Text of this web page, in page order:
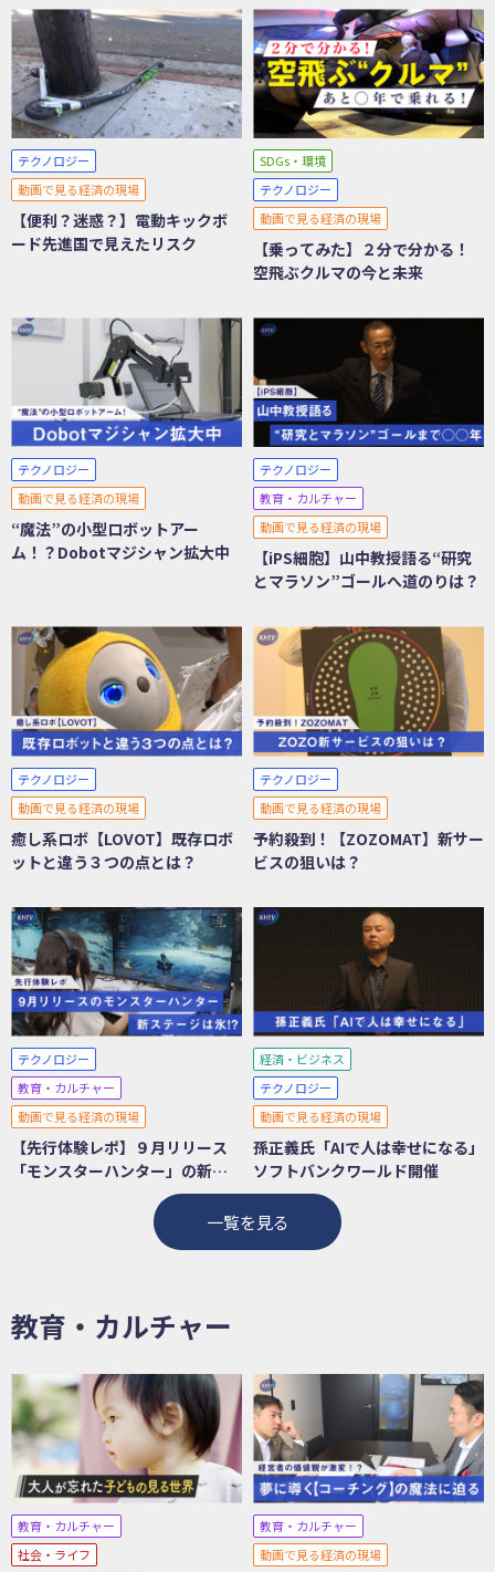
テクノロジー
動画で見る経済の現場
【便利？迷惑？】電動キックボ
ード先進国で見えたリスク
SDGs・環境
テクノロジー
動画で見る経済の現場
【乗ってみた】２分で分かる！
空飛ぶクルマの今と未来
テクノロジー
動画で見る経済の現場
“魔法”の小型ロボットアー
ム！？Dobotマジシャン拡大中
テクノロジー
教育・カルチャー
動画で見る経済の現場
【iPS細胞】山中教授語る“研究
とマラソン”ゴールへ道のりは？
テクノロジー
動画で見る経済の現場
癒し系ロボ【LOVOT】既存ロボ
ットと違う３つの点とは？
テクノロジー
動画で見る経済の現場
予約殺到！【ZOZOMAT】新サー
ビスの狙いは？
テクノロジー
教育・カルチャー
動画で見る経済の現場
【先行体験レポ】９月リリース
「モンスターハンター」の新ス
経済・ビジネス
テクノロジー
動画で見る経済の現場
孫正義氏「AIで人は幸せになる」
ソフトバンクワールド開催
一覧を見る
教育・カルチャー
教育・カルチャー
社会・ライフ
教育・カルチャー
動画で見る経済の現場